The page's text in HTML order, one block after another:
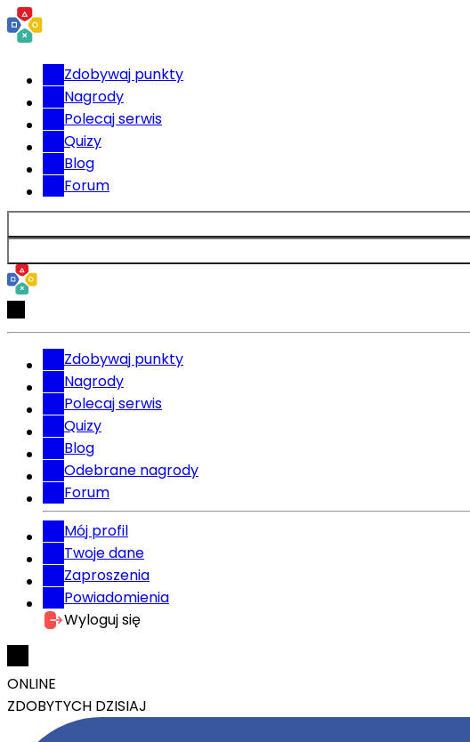
Zdobywaj punkty
Nagrody
Polecaj serwis
Quizy
Blog
Forum
Zdobywaj punkty
Nagrody
Polecaj serwis
Quizy
Blog
Odebrane nagrody
Forum
Mój profil
Twoje dane
Zaproszenia
Powiadomienia
Wyloguj się
ONLINE
ZDOBYTYCH DZISIAJ